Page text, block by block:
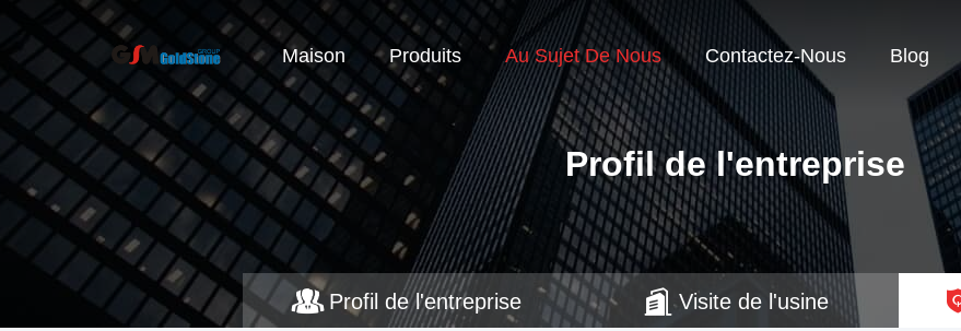
Maison Produits Au Sujet De Nous Contactez-Nous Blog
Profil de l'entreprise
Profil de l'entreprise Visite de l'usine